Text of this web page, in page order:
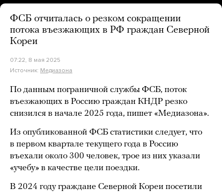
ФСБ отчиталась о резком сокращении
потока въезжающих в РФ граждан Северной
Кореи
07:22, 8 мая 2025
Источник: Медиазона
По данным пограничной службы ФСБ, поток
въезжающих в Россию граждан КНДР резко
снизился в начале 2025 года, пишет «Медиазона».
Из опубликованной ФСБ статистики следует, что
в первом квартале текущего года в Россию
въехали около 300 человек, трое из них указали
«учебу» в качестве цели поездки.
В 2024 году граждане Северной Кореи посетили